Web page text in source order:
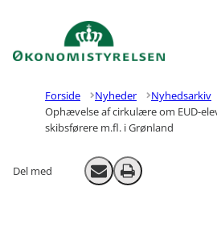
Gå til forsiden
Forside Nyheder
Nyhedsarkiv
Ophævelse af cirkulære om EUD-
skibsførere m.fl. i Grønland
Del med Send email
Print